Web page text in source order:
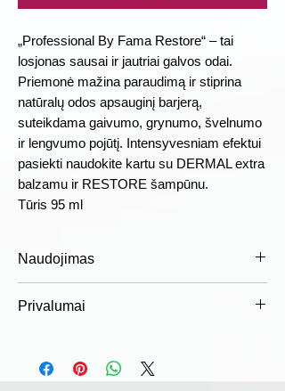
„Professional By Fama Restore“ – tai
losjonas sausai ir jautriai galvos odai.
Priemonė mažina paraudimą ir stiprina
natūralų odos apsauginį barjerą,
suteikdama gaivumo, grynumo, švelnumo
ir lengvumo pojūtį. Intensyvesniam efektui
pasiekti naudokite kartu su DERMAL extra
balzamu ir RESTORE šampūnu.
Tūris 95 ml
Naudojimas
drėgnos galvos odos ir įmasažuokite.
Laikyti vaikams
nepasiekiamoje vietoje.
Privalumai
Prebiotikai skatina plaukų folikulų